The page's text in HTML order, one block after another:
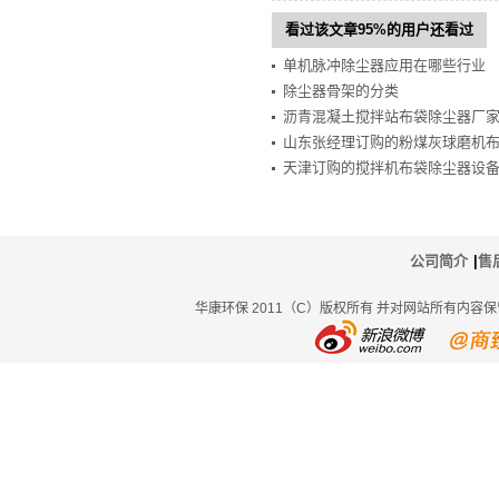
看过该文章95%的用户还看过
单机脉冲除尘器应用在哪些行业
除尘器骨架的分类
沥青混凝土搅拌站布袋除尘器厂
山东张经理订购的粉煤灰球磨机
天津订购的搅拌机布袋除尘器设
公司简介 售
华康环保 2011（C）版权所有 并对网站所有内容